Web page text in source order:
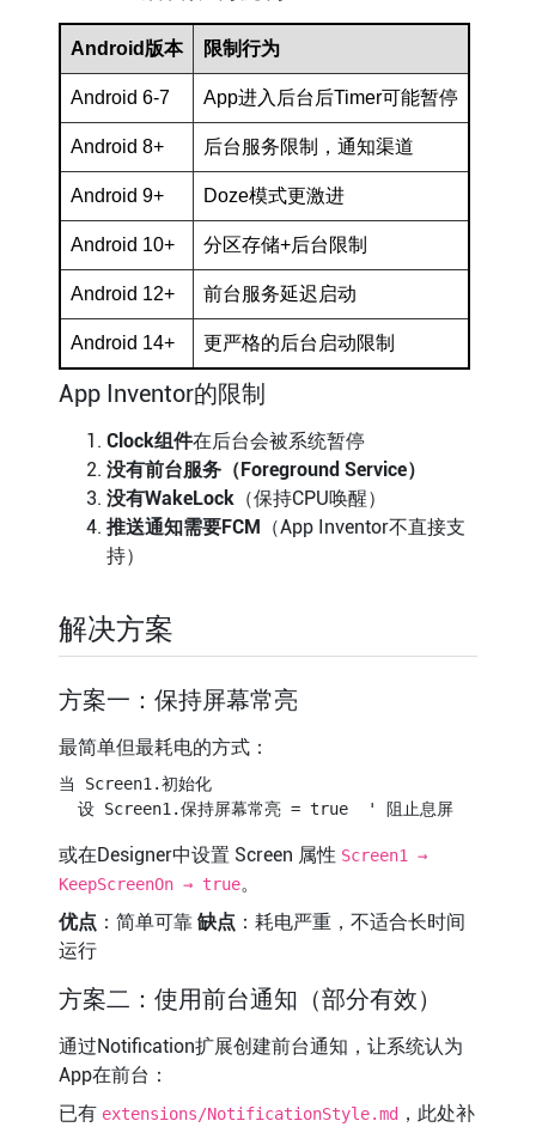
Android版本 限制行为
Android 6-7 App进入后台后Timer可能暂停
Android 8+ 后台服务限制，通知渠道
Android 9+ Doze模式更激进
Android 10+ 分区存储+后台限制
Android 12+ 前台服务延迟启动
Android 14+ 更严格的后台启动限制
App Inventor的限制
Clock组件在后台会被系统暂停
没有前台服务（Foreground Service）
没有WakeLock（保持CPU唤醒）
推送通知需要FCM
（App Inventor不直接支
持）
解决方案
方案一：保持屏幕常亮
最简单但最耗电的方式：
当 Screen1.初始化
  设 Screen1.保持屏幕常亮 = true  ' 阻止息屏
或在Designer中设置 Screen 属性 Screen1 →
KeepScreenOn → true。
优点 ：简单可靠 缺点 ：耗电严重，不适合长时间
运行
方案二：使用前台通知（部分有效）
通过Notification扩展创建前台通知，让系统认为
App在前台：
已有 extensions/NotificationStyle.md，此处补